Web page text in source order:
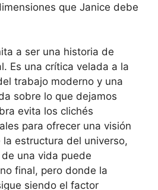
que Janice debe
a ser una historia de
Es una crítica velada a la
trabajo moderno y una
sobre lo que dejamos
evita los clichés
para ofrecer una visión
estructura del universo,
una vida puede
final, pero donde la
siendo el factor